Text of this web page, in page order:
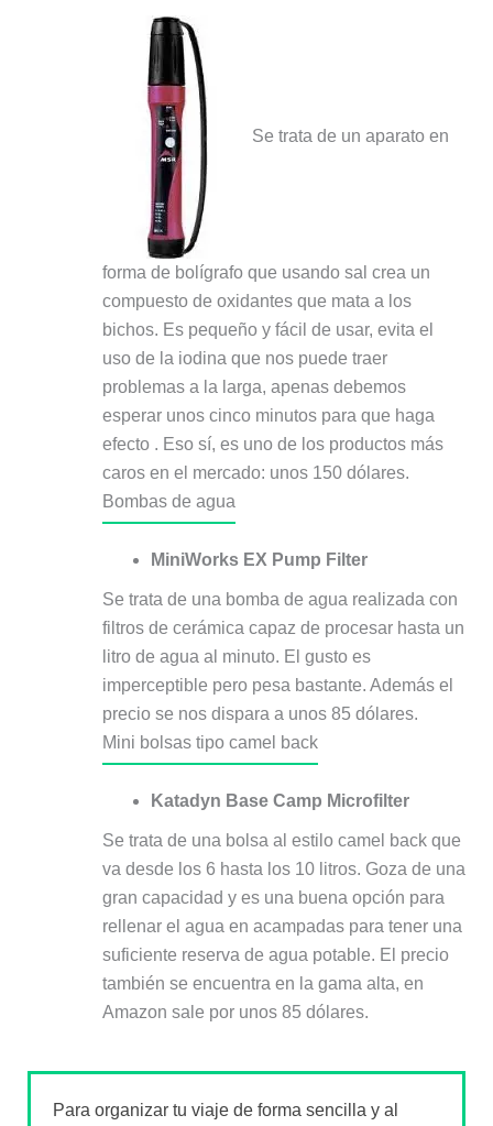
Se trata de un aparato en
forma de bolígrafo que usando sal crea un
compuesto de oxidantes que mata a los
bichos. Es pequeño y fácil de usar, evita el
uso de la iodina que nos puede traer
problemas a la larga, apenas debemos
esperar unos cinco minutos para que haga
efecto . Eso sí, es uno de los productos más
caros en el mercado: unos 150 dólares.
Bombas de agua
MiniWorks EX Pump Filter
Se trata de una bomba de agua realizada con
filtros de cerámica capaz de procesar hasta un
litro de agua al minuto. El gusto es
imperceptible pero pesa bastante. Además el
precio se nos dispara a unos 85 dólares.
Mini bolsas tipo camel back
Katadyn Base Camp Microfilter
Se trata de una bolsa al estilo camel back que
va desde los 6 hasta los 10 litros. Goza de una
gran capacidad y es una buena opción para
rellenar el agua en acampadas para tener una
suficiente reserva de agua potable. El precio
también se encuentra en la gama alta, en
Amazon sale por unos 85 dólares.
Para organizar tu viaje de forma sencilla y al